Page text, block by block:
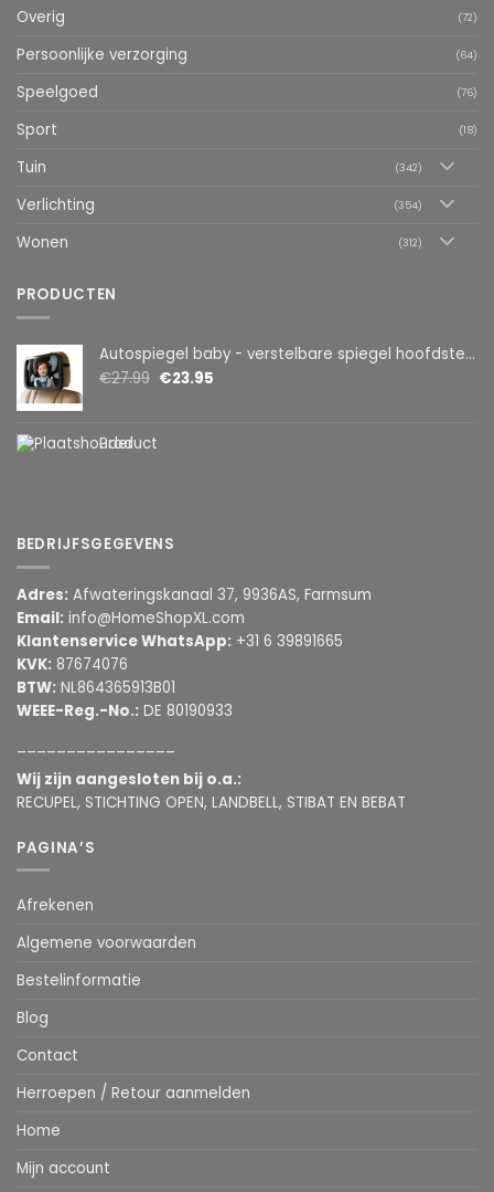
Overig (72)
Persoonlijke verzorging (64)
Speelgoed (76)
Sport (18)
Tuin (342)
Verlichting (354)
Wonen (312)
PRODUCTEN
Autospiegel baby - verstelbare spiegel hoofdsteun achterbank - veiligheidsspiegel - baby en kids - 19 x 30cm - 360 graden draaibaar - zwart
€27.99 €23.95
Product
BEDRIJFSGEGEVENS
Adres: Afwateringskanaal 37, 9936AS, Farmsum
Email: info@HomeShopXL.com
Klantenservice WhatsApp: +31 6 39891665
KVK: 87674076
BTW: NL864365913B01
WEEE-Reg.-No.: DE 80190933
Wij zijn aangesloten bij o.a.:
RECUPEL, STICHTING OPEN, LANDBELL, STIBAT EN BEBAT
PAGINA’S
Afrekenen
Algemene voorwaarden
Bestelinformatie
Blog
Contact
Herroepen / Retour aanmelden
Home
Mijn account